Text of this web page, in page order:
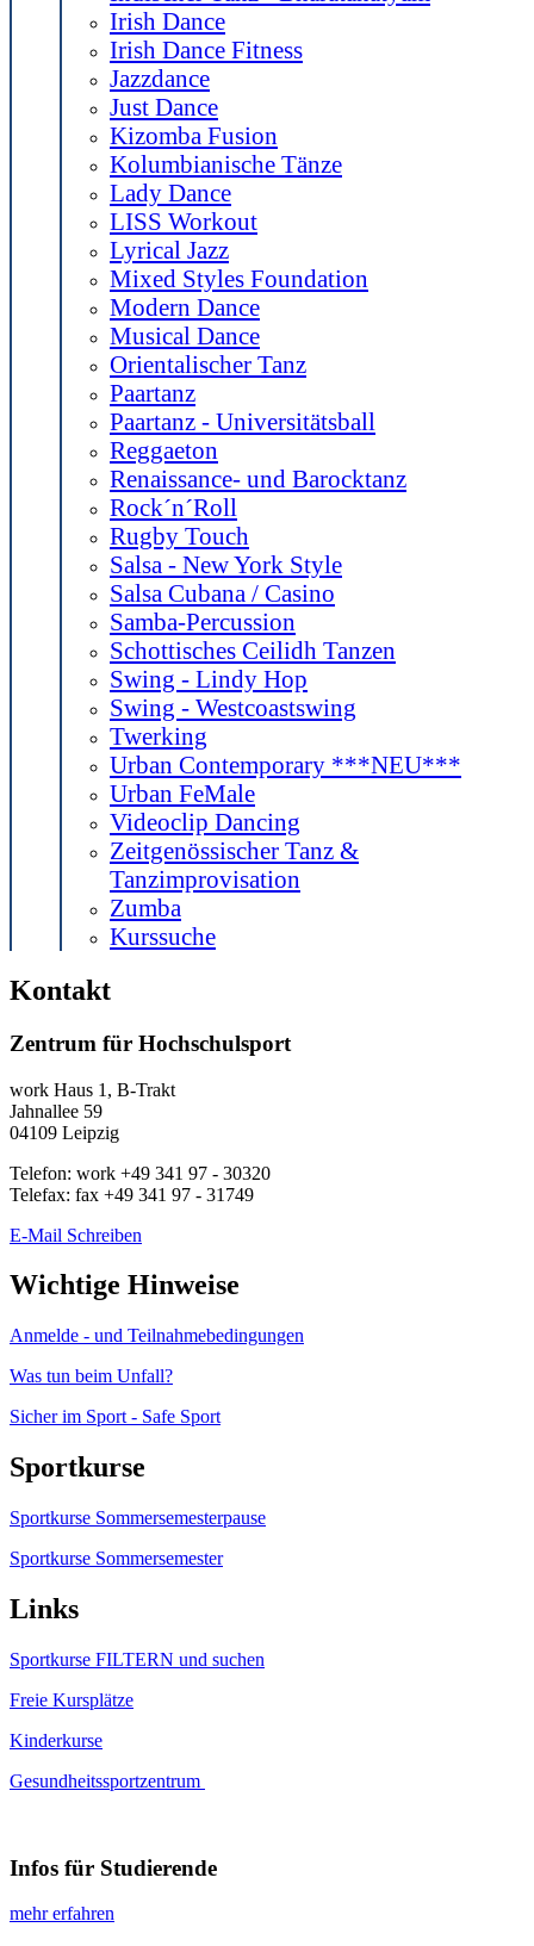
Irish Dance
Irish Dance Fitness
Jazzdance
Just Dance
Kizomba Fusion
Kolumbianische Tänze
Lady Dance
LISS Workout
Lyrical Jazz
Mixed Styles Foundation
Modern Dance
Musical Dance
Orientalischer Tanz
Paartanz
Paartanz - Universitätsball
Reggaeton
Renaissance- und Barocktanz
Rock´n´Roll
Rugby Touch
Salsa - New York Style
Salsa Cubana / Casino
Samba-Percussion
Schottisches Ceilidh Tanzen
Swing - Lindy Hop
Swing - Westcoastswing
Twerking
Urban Contemporary ***NEU***
Urban FeMale
Videoclip Dancing
Zeitgenössischer Tanz &
Tanzimprovisation
Zumba
Kurssuche
Kontakt
Zentrum für Hochschulsport
work Haus 1, B-Trakt
Jahnallee 59
04109 Leipzig
Telefon: work +49 341 97 - 30320
Telefax: fax +49 341 97 - 31749
E-Mail Schreiben
Wichtige Hinweise
Anmelde - und Teilnahmebedingungen
Was tun beim Unfall?
Sicher im Sport - Safe Sport
Sportkurse
Sportkurse Sommersemesterpause
Sportkurse Sommersemester
Links
Sportkurse FILTERN und suchen
Freie Kursplätze
Kinderkurse
Gesundheitssportzentrum
Infos für Studierende
mehr erfahren